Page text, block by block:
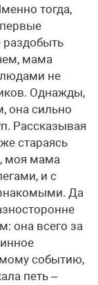
тогда,
раздобыть
мама
не
Однажды,
она сильно
Рассказывая
стараясь
моя мама
и с
Да
она всего за
событию,
петь –